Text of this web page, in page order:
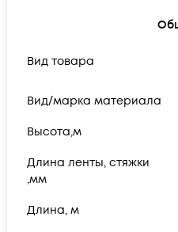
Вид товара
Вид/марка материала
Высота,м
Длина ленты, стяжки
,мм
Длина, м